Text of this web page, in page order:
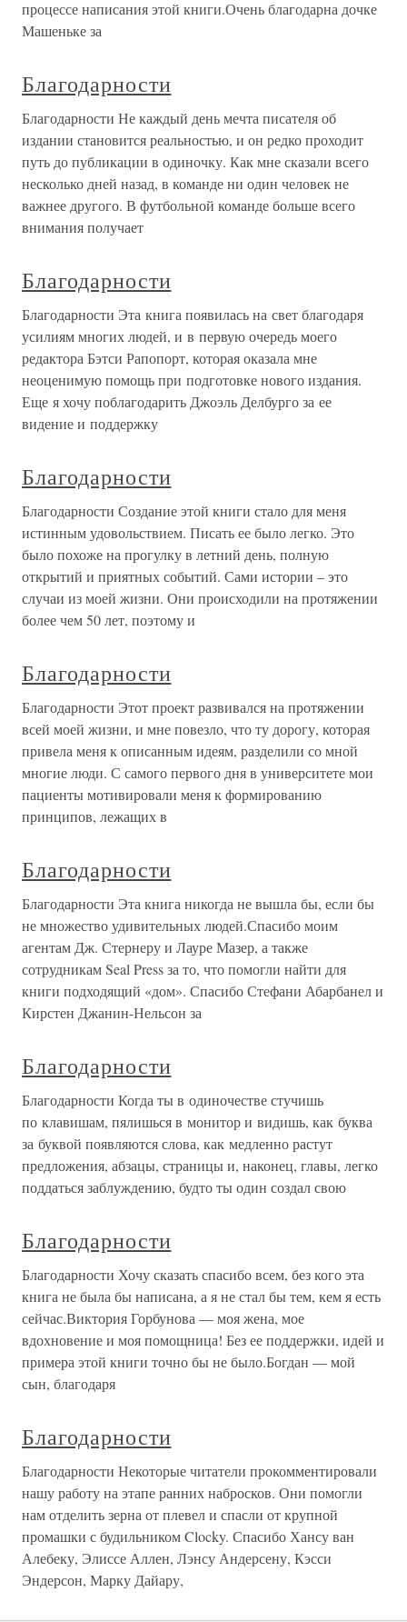
процессе написания этой книги.Очень благодарна дочке
Машеньке за
Благодарности
Благодарности Не каждый день мечта писателя об
издании становится реальностью, и он редко проходит
путь до публикации в одиночку. Как мне сказали всего
несколько дней назад, в команде ни один человек не
важнее другого. В футбольной команде больше всего
внимания получает
Благодарности
Благодарности Эта книга появилась на свет благодаря
усилиям многих людей, и в первую очередь моего
редактора Бэтси Рапопорт, которая оказала мне
неоценимую помощь при подготовке нового издания.
Еще я хочу поблагодарить Джоэль Делбурго за ее
видение и поддержку
Благодарности
Благодарности Создание этой книги стало для меня
истинным удовольствием. Писать ее было легко. Это
было похоже на прогулку в летний день, полную
открытий и приятных событий. Сами истории – это
случаи из моей жизни. Они происходили на протяжении
более чем 50 лет, поэтому и
Благодарности
Благодарности Этот проект развивался на протяжении
всей моей жизни, и мне повезло, что ту дорогу, которая
привела меня к описанным идеям, разделили со мной
многие люди. С самого первого дня в университете мои
пациенты мотивировали меня к формированию
принципов, лежащих в
Благодарности
Благодарности Эта книга никогда не вышла бы, если бы
не множество удивительных людей.Спасибо моим
агентам Дж. Стернеру и Лауре Мазер, а также
сотрудникам Seal Press за то, что помогли найти для
книги подходящий «дом». Спасибо Стефани Абарбанел и
Кирстен Джанин-Нельсон за
Благодарности
Благодарности Когда ты в одиночестве стучишь
по клавишам, пялишься в монитор и видишь, как буква
за буквой появляются слова, как медленно растут
предложения, абзацы, страницы и, наконец, главы, легко
поддаться заблуждению, будто ты один создал свою
Благодарности
Благодарности Хочу сказать спасибо всем, без кого эта
книга не была бы написана, а я не стал бы тем, кем я есть
сейчас.Виктория Горбунова — моя жена, мое
вдохновение и моя помощница! Без ее поддержки, идей и
примера этой книги точно бы не было.Богдан — мой
сын, благодаря
Благодарности
Благодарности Некоторые читатели прокомментировали
нашу работу на этапе ранних набросков. Они помогли
нам отделить зерна от плевел и спасли от крупной
промашки с будильником Clocky. Спасибо Хансу ван
Алебеку, Элиссе Аллен, Лэнсу Андерсену, Кэсси
Эндерсон, Марку Дайару,